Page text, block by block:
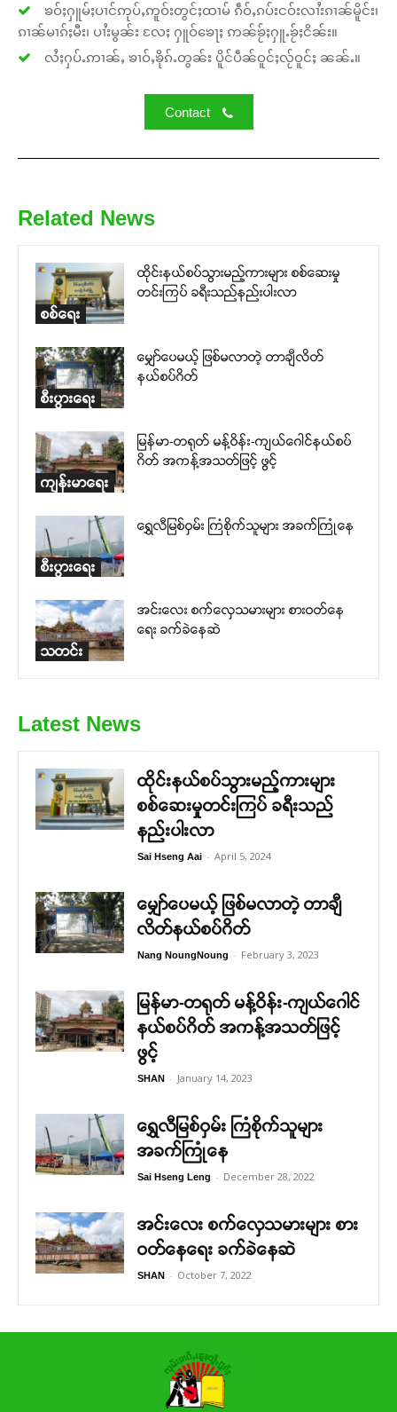
ၶဝ်ႈႁူမ်ႈပၢင်ဢုပ်ႇဢူဝ်းတွင်ႈထၢမ် ၵဵဝ်ႇၵပ်းငဝ်းလၢႆးၵၢၼ်မိူင်း၊
ၵၢၼ်မၢၵ်ႈမီး၊ ပၢႆးမွၼ်း လႄႈ ႁူဝ်ၶေႃႈ ဢၼ်ၶႂ်ႈႁူႉၶႂ်ႈငိၼ်း။
လႆႈႁပ်ႉဢၢၼ်ႇ ၶၢဝ်ႇၶိုၵ်ႉတွၼ်း ပိူင်ပဵၼ်ဝူင်ႈလႂ်ဝူင်ႈ ၼၼ်ႉ။
Contact
Related News
စစ်ရေး
ထိုင်းနယ်စပ်သွားမည့်ကားများ စစ်ဆေးမှု
တင်းကြပ် ခရီးသည်နည်းပါးလာ
စီးပွားရေး
မျှော်ပေမယ့် ဖြစ်မလာတဲ့ တာချီလိတ်
နယ်စပ်ဂိတ်
ကျန်းမာရေး
မြန်မာ-တရုတ် မန့်ဝိန်း-ကျယ်ဂေါင်နယ်စပ်
ဂိတ် အကန့်အသတ်ဖြင့် ဖွင့်
စီးပွားရေး
ရွှေလီမြစ်ဝှမ်း ကြံစိုက်သူများ အခက်ကြုံနေ
သတင်း
အင်းလေး စက်လှေသမားများ စားဝတ်နေ
ရေး ခက်ခဲနေဆဲ
Latest News
ထိုင်းနယ်စပ်သွားမည့်ကားများ
စစ်ဆေးမှုတင်းကြပ် ခရီးသည်
နည်းပါးလာ
Sai Hseng Aai - April 5, 2024
မျှော်ပေမယ့် ဖြစ်မလာတဲ့ တာချီ
လိတ်နယ်စပ်ဂိတ်
Nang NoungNoung - February 3, 2023
မြန်မာ-တရုတ် မန့်ဝိန်း-ကျယ်ဂေါင်
နယ်စပ်ဂိတ် အကန့်အသတ်ဖြင့်
ဖွင့်
SHAN - January 14, 2023
ရွှေလီမြစ်ဝှမ်း ကြံစိုက်သူများ
အခက်ကြုံနေ
Sai Hseng Leng - December 28, 2022
အင်းလေး စက်လှေသမားများ စား
ဝတ်နေရေး ခက်ခဲနေဆဲ
SHAN - October 7, 2022